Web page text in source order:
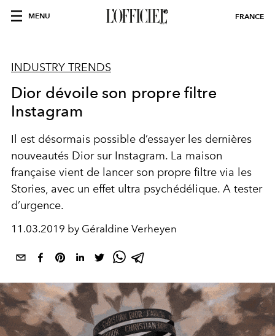
MENU FRANCE
INDUSTRY TRENDS
Dior dévoile son propre filtre
Instagram
Il est désormais possible d’essayer les dernières
nouveautés Dior sur Instagram. La maison
française vient de lancer son propre filtre via les
Stories, avec un effet ultra psychédélique. A tester
d’urgence.
11.03.2019 by Géraldine Verheyen